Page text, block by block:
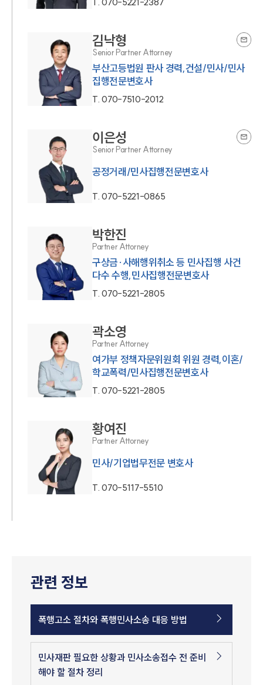
김낙형
Senior Partner Attorney
부산고등법원 판사 경력,건설/민사/민사
집행전문변호사
T.070-7510-2012
이은성
Senior Partner Attorney
공정거래/민사집행전문변호사
T.070-5221-0865
박한진
Partner Attorney
구상금·사해행위취소 등 민사집행 사건
다수 수행,민사집행전문변호사
T.070-5221-2805
곽소영
Partner Attorney
여가부 정책자문위원회 위원 경력,이혼/
학교폭력/민사집행전문변호사
T.070-5221-2805
황여진
Partner Attorney
민사/기업법무전문 변호사
T.070-5117-5510
관련 정보
폭행고소 절차와 폭행민사소송 대응 방법
민사재판 필요한 상황과 민사소송접수 전 준비
해야 할 절차 정리